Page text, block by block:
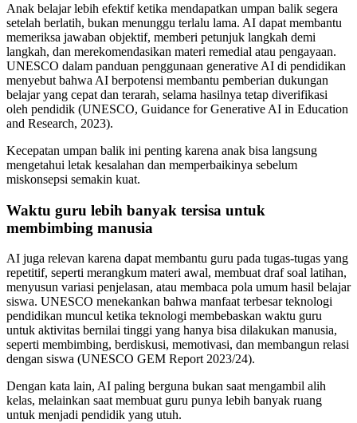
Anak belajar lebih efektif ketika mendapatkan umpan balik segera
setelah berlatih, bukan menunggu terlalu lama. AI dapat membantu
memeriksa jawaban objektif, memberi petunjuk langkah demi
langkah, dan merekomendasikan materi remedial atau pengayaan.
UNESCO dalam panduan penggunaan generative AI di pendidikan
menyebut bahwa AI berpotensi membantu pemberian dukungan
belajar yang cepat dan terarah, selama hasilnya tetap diverifikasi
oleh pendidik (UNESCO, Guidance for Generative AI in Education
and Research, 2023).
Kecepatan umpan balik ini penting karena anak bisa langsung
mengetahui letak kesalahan dan memperbaikinya sebelum
miskonsepsi semakin kuat.
Waktu guru lebih banyak tersisa untuk
membimbing manusia
AI juga relevan karena dapat membantu guru pada tugas-tugas yang
repetitif, seperti merangkum materi awal, membuat draf soal latihan,
menyusun variasi penjelasan, atau membaca pola umum hasil belajar
siswa. UNESCO menekankan bahwa manfaat terbesar teknologi
pendidikan muncul ketika teknologi membebaskan waktu guru
untuk aktivitas bernilai tinggi yang hanya bisa dilakukan manusia,
seperti membimbing, berdiskusi, memotivasi, dan membangun relasi
dengan siswa (UNESCO GEM Report 2023/24).
Dengan kata lain, AI paling berguna bukan saat mengambil alih
kelas, melainkan saat membuat guru punya lebih banyak ruang
untuk menjadi pendidik yang utuh.